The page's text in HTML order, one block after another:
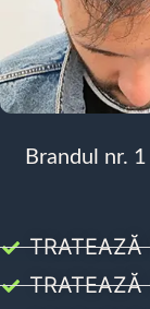
Brandul nr.
TRATEAZĂ